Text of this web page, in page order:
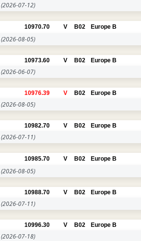
(2026-07-12)
10970.70 V B02 Europe B
(2026-08-05)
10973.60 V B02 Europe B
(2026-06-07)
10976.39 V B02 Europe B
(2026-08-05)
10982.70 V B02 Europe B
(2026-07-11)
10985.70 V B02 Europe B
(2026-08-05)
10988.70 V B02 Europe B
(2026-07-11)
10996.30 V B02 Europe B
(2026-07-18)